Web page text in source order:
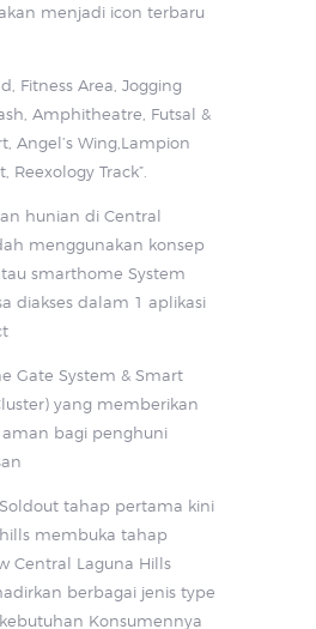
menjadi icon terbaru
Fitness Area, Jogging
Amphitheatre, Futsal &
Angel’s Wing,Lampion
Reexology Track”.
hunian di Central
menggunakan konsep
smarthome System
diakses dalam 1 aplikasi
Gate System & Smart
yang memberikan
aman bagi penghuni
tahap pertama kini
membuka tahap
Central Laguna Hills
berbagai jenis type
Konsumennya